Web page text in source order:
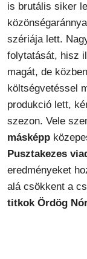
is brutális siker
szériája lett.
folytatását, hisz
magát, de
költségvetéssel
produkció lett,
szezon. Vele
másképp
Pusztakezes
eredményeket
alá csökkent a
titkok Ördög